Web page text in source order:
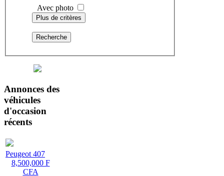
Avec photo
Plus de critères
Recherche
Annonces des
véhicules
d'occasion
récents
Peugeot 407
8,500,000 F
CFA